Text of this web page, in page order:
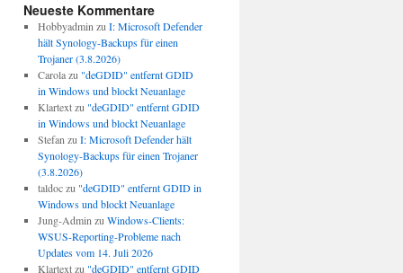
Neueste Kommentare
Hobbyadmin zu I: Microsoft Defender
hält Synology-Backups für einen
Trojaner (3.8.2026)
Carolazu "deGDID" entfernt GDID
in Windows und blockt Neuanlage
Klartextzu "deGDID" entfernt GDID
in Windows und blockt Neuanlage
Stefan zu I: Microsoft Defender hält
Synology-Backups für einen Trojaner
(3.8.2026)
taldoczu "deGDID" entfernt GDID in
Windows und blockt Neuanlage
Jung-Admin zu Windows-Clients:
WSUS-Reporting-Probleme nach
Updates vom 14. Juli 2026
Klartextzu "deGDID" entfernt GDID